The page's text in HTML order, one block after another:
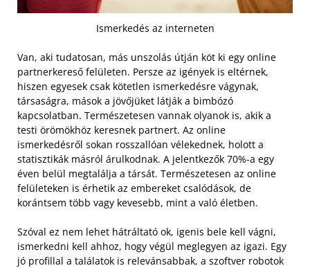
Ismerkedés az interneten
Van, aki tudatosan, más unszolás útján köt ki egy online
partnerkereső felületen. Persze az igények is eltérnek,
hiszen egyesek csak kötetlen ismerkedésre vágynak,
társaságra, mások a jövőjüket látják a bimbózó
kapcsolatban. Természetesen vannak olyanok is, akik a
testi örömökhöz keresnek partnert. Az online
ismerkedésről sokan rosszallóan vélekednek, holott a
statisztikák másról árulkodnak. A jelentkezők 70%-a egy
éven belül megtalálja a társát. Természetesen az online
felületeken is érhetik az embereket csalódások, de
korántsem több vagy kevesebb, mint a való életben.
Szóval ez nem lehet hátráltató ok, igenis bele kell vágni,
ismerkedni kell ahhoz, hogy végül meglegyen az igazi. Egy
jó profillal a találatok is relevánsabbak, a szoftver robotok